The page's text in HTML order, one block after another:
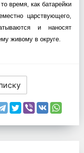
время, как батарейки
царствующего,
и наносят
живому в округе.